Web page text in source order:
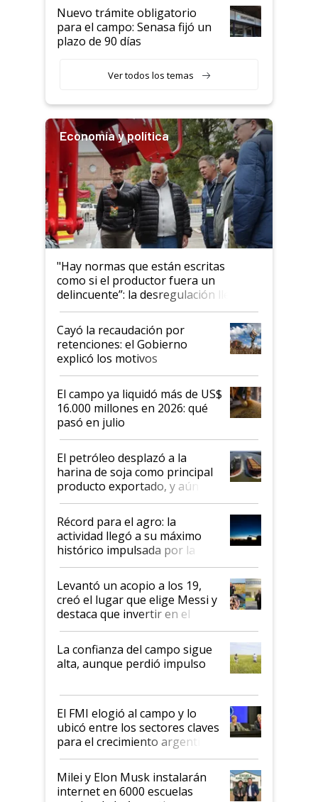
Nuevo trámite obligatorio
para el campo: Senasa fijó un
plazo de 90 días
Ver todos los temas
Economía y política
"Hay normas que están escritas
como si el productor fuera un
delincuente”: la desregulación llegó
al Congreso Aapresid y hasta se
habló del financiamiento al IPCVA
Cayó la recaudación por
retenciones: el Gobierno
explicó los motivos
El campo ya liquidó más de US$
16.000 millones en 2026: qué
pasó en julio
El petróleo desplazó a la
harina de soja como principal
producto exportado, y aún así
el agro aportó casi seis de cada
diez dólares y sostuvo el
liderazgo en un semestre
récord
Récord para el agro: la
actividad llegó a su máximo
histórico impulsada por la
cosecha y las exportaciones
Levantó un acopio a los 19,
creó el lugar que elige Messi y
destaca que invertir en el
kirchnerismo era como "darle
plata a un hijo para droga":
Juan Félix Rossetti, el libertario
que de una dura crisis salió
de Milei
La confianza del campo sigue
alta, aunque perdió impulso
El FMI elogió al campo y lo
ubicó entre los sectores claves
para el crecimiento argentino
Milei y Elon Musk instalarán
internet en 6000 escuelas